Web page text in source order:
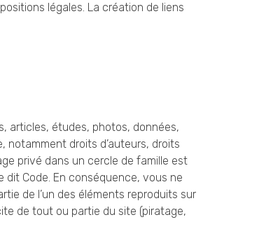
légales. La création de liens
articles, études, photos, données,
droits d’auteurs, droits
privé dans un cercle de famille est
Code. En conséquence, vous ne
de l’un des éléments reproduits sur
de tout ou partie du site (piratage,